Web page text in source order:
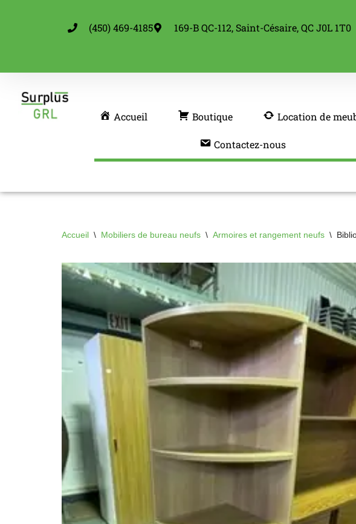
(450) 469-4185 169-B QC-112, Saint-Césaire, QC J0L 1T0
Accueil Boutique Location de
Contactez-nous
Accueil \ Mobiliers de bureau neufs \ Armoires et rangement neufs \